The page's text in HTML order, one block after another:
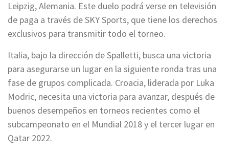
Leipzig, Alemania. Este duelo podrá verse en televisión
de paga a través de SKY Sports, que tiene los derechos
exclusivos para transmitir todo el torneo.
Italia, bajo la dirección de Spalletti, busca una victoria
para asegurarse un lugar en la siguiente ronda tras una
fase de grupos complicada. Croacia, liderada por Luka
Modric, necesita una victoria para avanzar, después de
buenos desempeños en torneos recientes como el
subcampeonato en el Mundial 2018 y el tercer lugar en
Qatar 2022.